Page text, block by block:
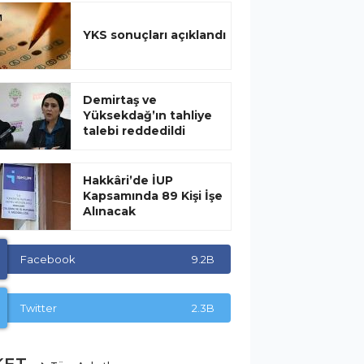
YKS sonuçları açıklandı
Demirtaş ve
Yüksekdağ’ın tahliye
talebi reddedildi
Hakkâri’de İUP
Kapsamında 89 Kişi İşe
Alınacak
Facebook 9.2B
Twitter 2.3B